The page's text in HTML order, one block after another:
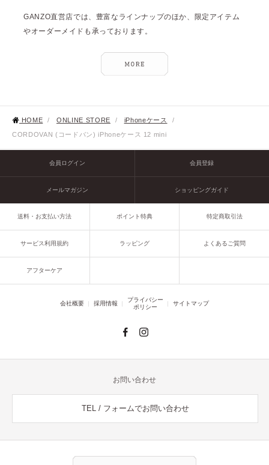
GANZO直営店では、豊富なラインナップのほか、限定アイテム
やオーダーメイドも承っております。
HOME / ONLINE STORE / iPhoneケース
/
CORDOVAN (コードバン) iPhoneケース 12 mini
会員ログイン 会員登録
メールマガジン ショッピングガイド
送料・お支払い方法 ポイント特典 特定商取引法
サービス利用規約 ラッピング よくあるご質問
アフターケア
会社概要 採用情報
プライバシー
ポリシー
サイトマップ
お問い合わせ
TEL / フォームでお問い合わせ